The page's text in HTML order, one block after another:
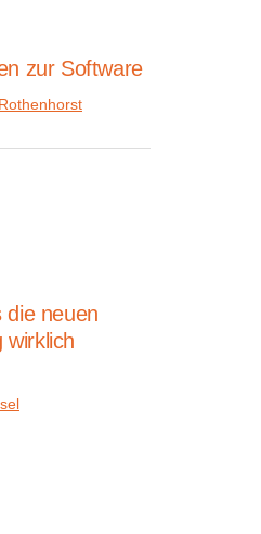
zur Software
die neuen
wirklich